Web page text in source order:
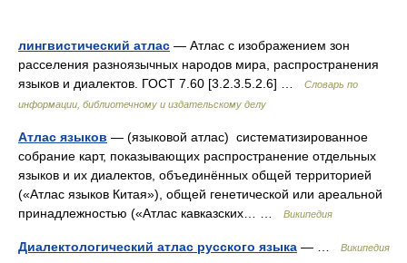
лингвистический атлас — Атлас с изображением зон
расселения разноязычных народов мира, распространения
языков и диалектов. ГОСТ 7.60 [3.2.3.5.2.6] …
Словарь по
информации, библиотечному и издательскому делу
Атлас языков — (языковой атлас) систематизированное
собрание карт, показывающих распространение отдельных
языков и их диалектов, объединённых общей территорией
(«Атлас языков Китая»), общей генетической или ареальной
принадлежностью («Атлас кавказских… …
Википедия
Диалектологический атлас русского языка — … Википедия